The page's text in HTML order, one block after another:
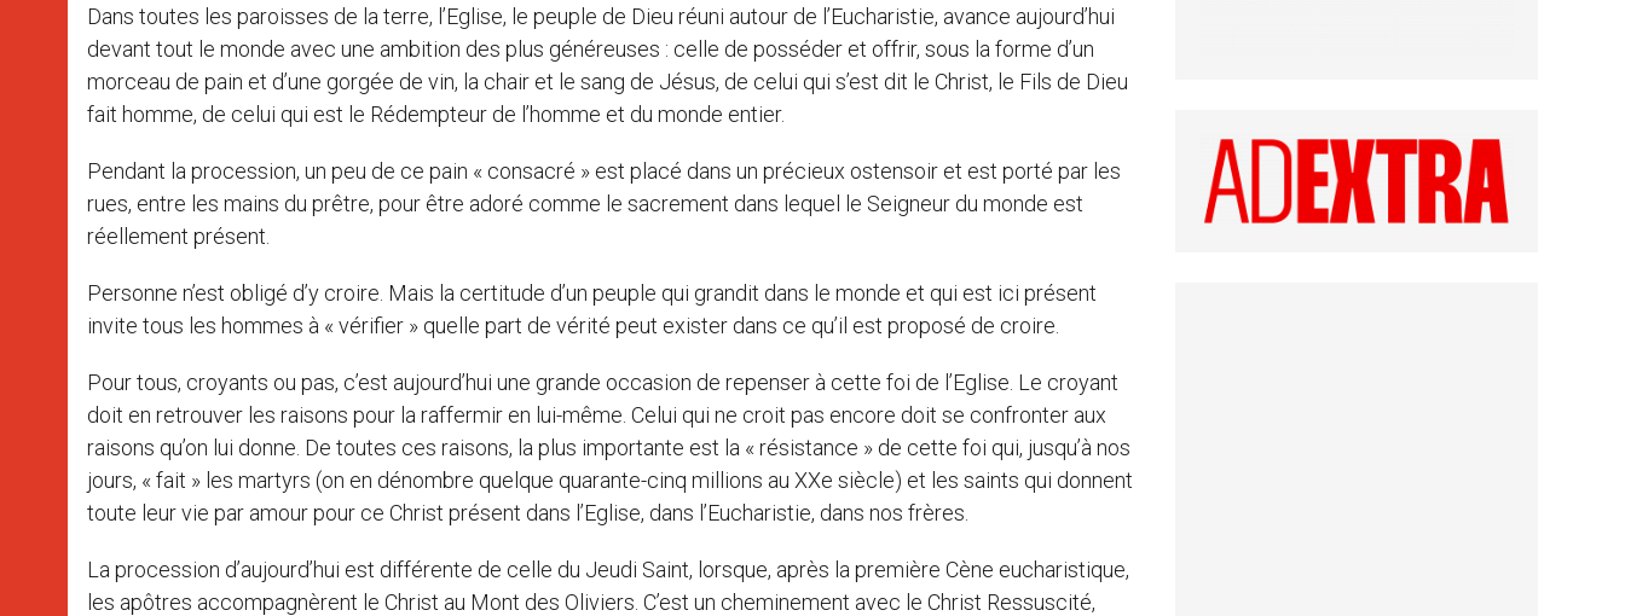
Dans toutes les paroisses de la terre, l’Eglise, le peuple de Dieu réuni autour de l’Eucharistie, avance aujourd’hui
devant tout le monde avec une ambition des plus généreuses : celle de posséder et offrir, sous la forme d’un
morceau de pain et d’une gorgée de vin, la chair et le sang de Jésus, de celui qui s’est dit le Christ, le Fils de Dieu
fait homme, de celui qui est le Rédempteur de l’homme et du monde entier.
Pendant la procession, un peu de ce pain « consacré » est placé dans un précieux ostensoir et est porté par les
rues, entre les mains du prêtre, pour être adoré comme le sacrement dans lequel le Seigneur du monde est
réellement présent.
Personne n’est obligé d’y croire. Mais la certitude d’un peuple qui grandit dans le monde et qui est ici présent
invite tous les hommes à « vérifier » quelle part de vérité peut exister dans ce qu’il est proposé de croire.
Pour tous, croyants ou pas, c’est aujourd’hui une grande occasion de repenser à cette foi de l’Eglise. Le croyant
doit en retrouver les raisons pour la raffermir en lui-même. Celui qui ne croit pas encore doit se confronter aux
raisons qu’on lui donne. De toutes ces raisons, la plus importante est la « résistance » de cette foi qui, jusqu’à nos
jours, « fait » les martyrs (on en dénombre quelque quarante-cinq millions au XXe siècle) et les saints qui donnent
toute leur vie par amour pour ce Christ présent dans l’Eglise, dans l’Eucharistie, dans nos frères.
La procession d’aujourd’hui est différente de celle du Jeudi Saint, lorsque, après la première Cène eucharistique,
les apôtres accompagnèrent le Christ au Mont des Oliviers. C’est un cheminement avec le Christ Ressuscité,